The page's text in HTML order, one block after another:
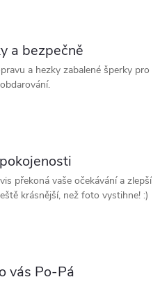
a bezpečně
a hezky zabalené šperky pro
překoná vaše očekávání a zlepší
krásnější, než foto vystihne! :)
vás Po-Pá